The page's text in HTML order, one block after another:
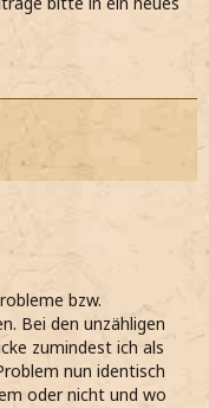
bzw.
Bei den unzähligen
zumindest ich als
nun identisch
oder nicht und wo